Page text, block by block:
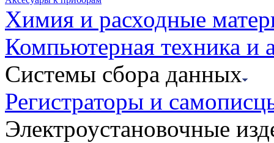
Химия и расходные
Компьютерная техника и
Системы сбора данных
Регистраторы и
Электроустановочные